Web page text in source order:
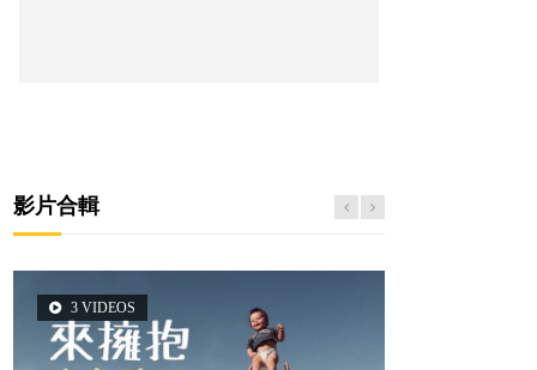
影片合輯
3 VIDEOS
5 VIDEOS
14 VIDEOS
2 VIDEOS
6 VIDEOS